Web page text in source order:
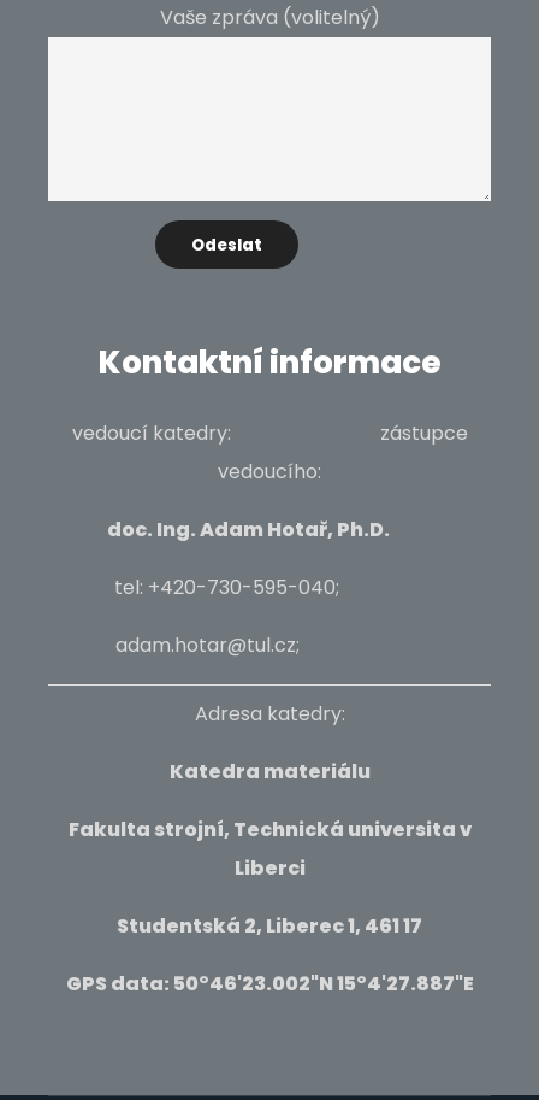
Vaše zpráva (volitelný)
Kontaktní informace
vedoucí katedry: zástupce
vedoucího:
doc. Ing. Adam Hotař, Ph.D.
tel: +420-730-595-040;
adam.hotar@tul.cz;
Adresa katedry:
Katedra materiálu
Fakulta strojní, Technická universita v
Liberci
Studentská 2, Liberec 1, 461 17
GPS data: 50°46'23.002"N 15°4'27.887"E